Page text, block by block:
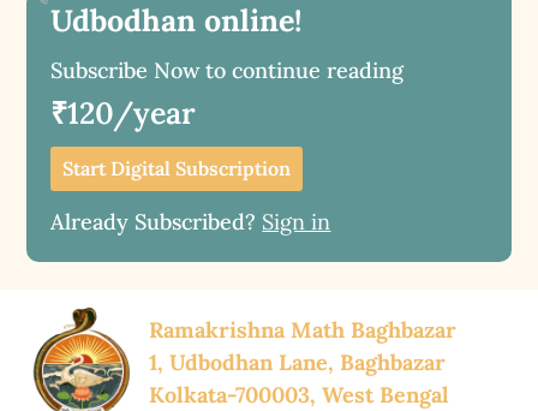
Udbodhan online!
Subscribe Now to continue reading
₹120/year
Start Digital Subscription
Already Subscribed? Sign in
Ramakrishna Math Baghbazar
1, Udbodhan Lane, Baghbazar
Kolkata-700003, West Bengal